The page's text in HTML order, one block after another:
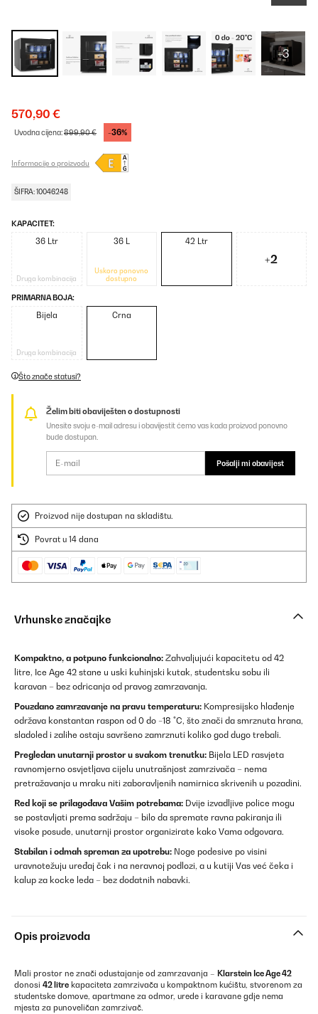
+3
570,90 €
Uvodna cijena:899,90 € -36%
Informacije o proizvodu
ŠIFRA: 10046248
KAPACITET:
36 Ltr
Druga kombinacija
36 L
Uskoro ponovno
dostupno
42 Ltr
+2
PRIMARNA BOJA:
Bijela
Druga kombinacija
Crna
Što znače statusi?
Želim biti obaviješten o dostupnosti
Unesite svoju e-mail adresu i obavijestit ćemo vas kada proizvod ponovno
bude dostupan.
Pošalji mi obavijest
Proizvod nije dostupan na skladištu.
Povrat u 14 dana
Vrhunske značajke
Kompaktno, a potpuno funkcionalno: Zahvaljujući kapacitetu od 42
litre, Ice Age 42 stane u uski kuhinjski kutak, studentsku sobu ili
karavan – bez odricanja od pravog zamrzavanja.
Pouzdano zamrzavanje na pravu temperaturu: Kompresijsko hlađenje
održava konstantan raspon od 0 do −18 °C, što znači da smrznuta hrana,
sladoled i zalihe ostaju savršeno zamrznuti koliko god dugo trebali.
Pregledan unutarnji prostor u svakom trenutku: Bijela LED rasvjeta
ravnomjerno osvjetljava cijelu unutrašnjost zamrzivača – nema
pretražavanja u mraku niti zaboravljenih namirnica skrivenih u pozadini.
Red koji se prilagođava Vašim potrebama: Dvije izvadljive police mogu
se postavljati prema sadržaju – bilo da spremate ravna pakiranja ili
visoke posude, unutarnji prostor organizirate kako Vama odgovara.
Stabilan i odmah spreman za upotrebu: Noge podesive po visini
uravnotežuju uređaj čak i na neravnoj podlozi, a u kutiji Vas već čeka i
kalup za kocke leda – bez dodatnih nabavki.
Opis proizvoda
Mali prostor ne znači odustajanje od zamrzavanja – Klarstein Ice Age 42
donosi 42 litre kapaciteta zamrzivača u kompaktnom kućištu, stvorenom za
studentske domove, apartmane za odmor, urede i karavane gdje nema
mjesta za punoveličan zamrzivač.